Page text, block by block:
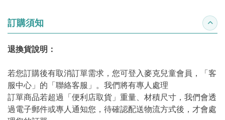
訂購須知 收合
退換貨說明：
若您訂購後有取消訂單需求，您可登入麥克兒童會員，「客
服中心」的「聯絡客服」。我們將有專人處理
訂單商品若超過「便利店取貨」重量、材積尺寸，我們會透
過電子郵件或專人通知您，待確認配送物流方式後，才會處